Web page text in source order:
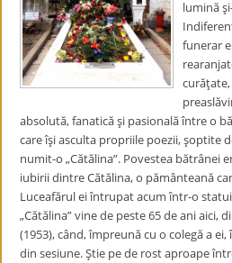
lumină
funerar
absolută, fanatică şi pasională între o
care îşi asculta propriile poezii, şoptite
numit-o „Cătălina”. Povestea bătrânei
iubirii dintre Cătălina, o pământeană
Luceafărul ei întrupat acum într-o
„Cătălina” vine de peste 65 de ani aici,
(1953), când, împreună cu o colegă a
din sesiune. Ştie pe de rost aproape